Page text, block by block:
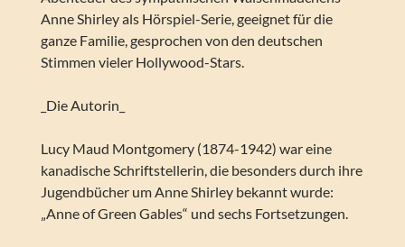
Anne Shirley als Hörspiel-Serie, geeignet für die
ganze Familie, gesprochen von den deutschen
Stimmen vieler Hollywood-Stars.
_Die Autorin_
Lucy Maud Montgomery (1874-1942) war eine
kanadische Schriftstellerin, die besonders durch ihre
Jugendbücher um Anne Shirley bekannt wurde:
„Anne of Green Gables“ und sechs Fortsetzungen.